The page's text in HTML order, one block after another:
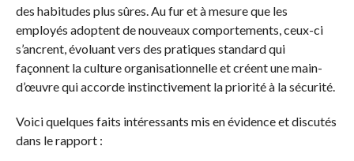
des habitudes plus sûres. Au fur et à mesure que les
employés adoptent de nouveaux comportements, ceux-ci
s’ancrent, évoluant vers des pratiques standard qui
façonnent la culture organisationnelle et créent une main-
d’œuvre qui accorde instinctivement la priorité à la sécurité.
Voici quelques faits intéressants mis en évidence et discutés
dans le rapport :